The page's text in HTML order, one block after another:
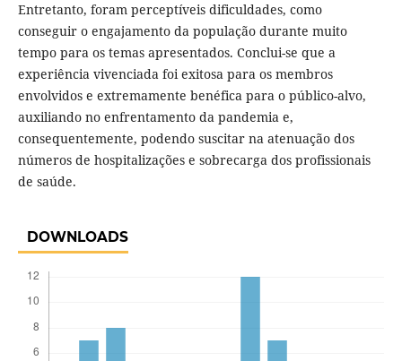
Entretanto, foram perceptíveis dificuldades, como
conseguir o engajamento da população durante muito
tempo para os temas apresentados. Conclui-se que a
experiência vivenciada foi exitosa para os membros
envolvidos e extremamente benéfica para o público-alvo,
auxiliando no enfrentamento da pandemia e,
consequentemente, podendo suscitar na atenuação dos
números de hospitalizações e sobrecarga dos profissionais
de saúde.
DOWNLOADS